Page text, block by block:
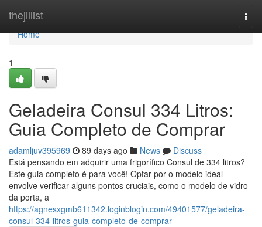
thejillist
Home
Home
1
Geladeira Consul 334 Litros:
Guia Completo de Comprar
adamljuv395969 89 days ago News
Discuss
Está pensando em adquirir uma frigorífico Consul de 334 litros?
Este guia completo é para você! Optar por o modelo ideal
envolve verificar alguns pontos cruciais, como o modelo de vidro
da porta, a
https://agnesxgmb611342.loginblogin.com/49401577/geladeira-
consul-334-litros-guia-completo-de-comprar